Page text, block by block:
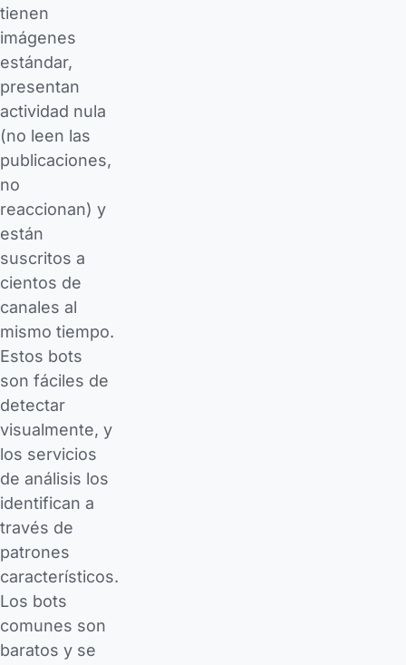
tienen
imágenes
estándar,
presentan
actividad nula
(no leen las
publicaciones,
no
reaccionan) y
están
suscritos a
cientos de
canales al
mismo tiempo.
Estos bots
son fáciles de
detectar
visualmente, y
los servicios
de análisis los
identifican a
través de
patrones
característicos.
Los bots
comunes son
baratos y se